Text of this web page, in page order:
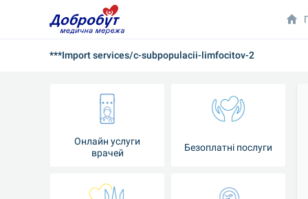
***Import services/c-subpopulacii-limfocitov-2
Онлайн услуги
врачей
Безоплатні послуги